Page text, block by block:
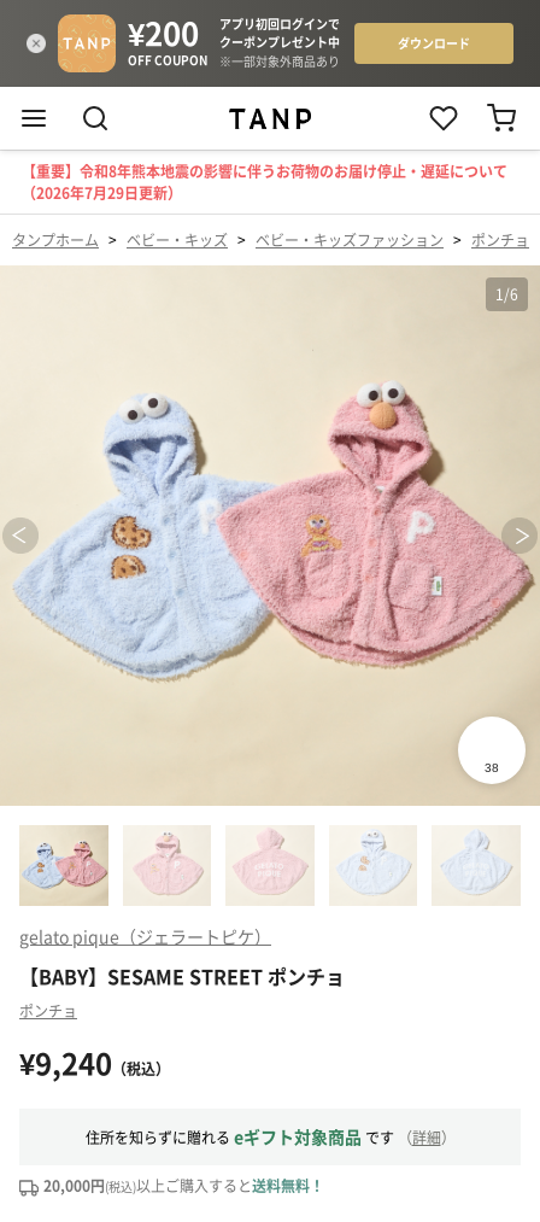
【重要】令和8年熊本地震の影響に伴うお荷物のお届け停止・遅延について
（2026年7月29日更新）
タンプホーム > ベビー・キッズ > ベビー・キッズファッション > ポンチョ
1 /6
gelato pique（ジェラートピケ）
【BABY】SESAME STREET ポンチョ
ポンチョ
¥9,240 （税込）
住所を知らずに贈れる eギフト対象商品 です （詳細）
20,000円(税込)以上ご購入すると送料無料！